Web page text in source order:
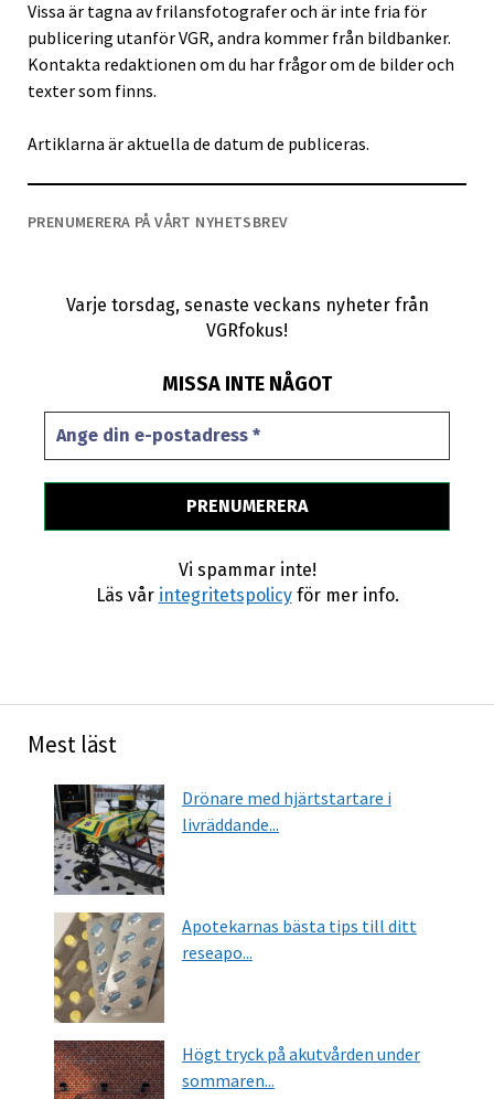
Vissa är tagna av frilansfotografer och är inte fria för
publicering utanför VGR, andra kommer från bildbanker.
Kontakta redaktionen om du har frågor om de bilder och
texter som finns.
Artiklarna är aktuella de datum de publiceras.
PRENUMERERA PÅ VÅRT NYHETSBREV
Varje torsdag, senaste veckans nyheter från
VGRfokus!
MISSA INTE NÅGOT
Vi spammar inte!
Läs vår integritetspolicyför mer info.
Mest läst
Drönare med hjärtstartare i
livräddande...
Apotekarnas bästa tips till ditt
reseapo...
Högt tryck på akutvården under
sommaren...